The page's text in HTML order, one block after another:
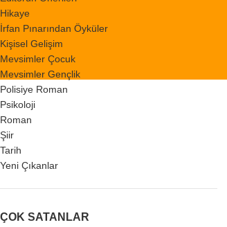
Hikaye
İrfan Pınarından Öyküler
Kişisel Gelişim
Mevsimler Çocuk
Mevsimler Gençlik
Polisiye Roman
Psikoloji
Roman
Şiir
Tarih
Yeni Çıkanlar
ÇOK SATANLAR